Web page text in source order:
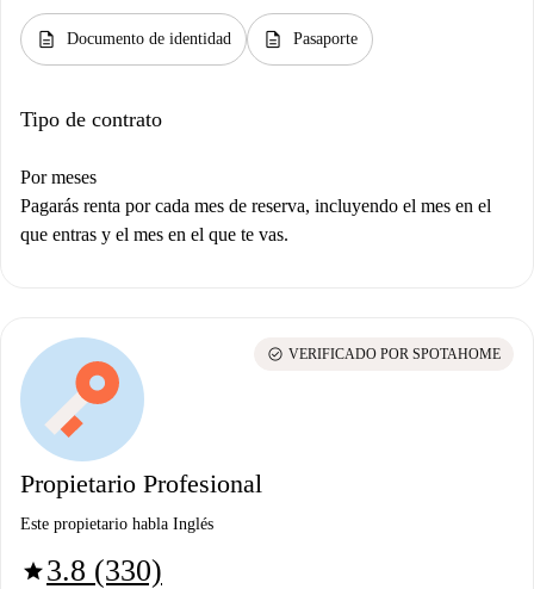
description Documento de identidad description Pasaporte
Tipo de contrato
Por meses
Pagarás renta por cada mes de reserva, incluyendo el mes en el
que entras y el mes en el que te vas.
Propietario Profesional
Este propietario habla Inglés
star3.8 (330)
check_circle VERIFICADO POR SPOTAHOME